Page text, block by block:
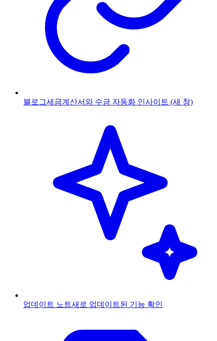
블로그세금계산서와 수금 자동화 인사이트 (새 창)
업데이트 노트새로 업데이트된 기능 확인